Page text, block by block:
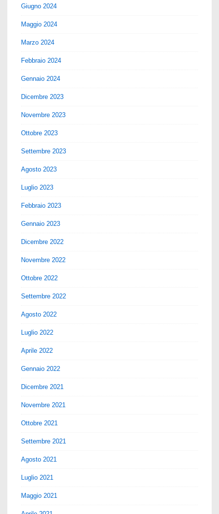
Giugno 2024
Maggio 2024
Marzo 2024
Febbraio 2024
Gennaio 2024
Dicembre 2023
Novembre 2023
Ottobre 2023
Settembre 2023
Agosto 2023
Luglio 2023
Febbraio 2023
Gennaio 2023
Dicembre 2022
Novembre 2022
Ottobre 2022
Settembre 2022
Agosto 2022
Luglio 2022
Aprile 2022
Gennaio 2022
Dicembre 2021
Novembre 2021
Ottobre 2021
Settembre 2021
Agosto 2021
Luglio 2021
Maggio 2021